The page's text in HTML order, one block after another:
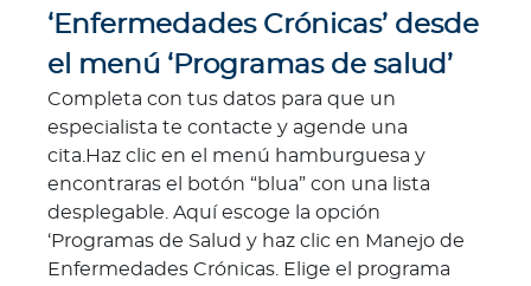
‘Enfermedades Crónicas’ desde
el menú ‘Programas de salud’
Completa con tus datos para que un
especialista te contacte y agende una
cita.Haz clic en el menú hamburguesa y
encontraras el botón “blua” con una lista
desplegable. Aquí escoge la opción
‘Programas de Salud y haz clic en Manejo de
Enfermedades Crónicas. Elige el programa